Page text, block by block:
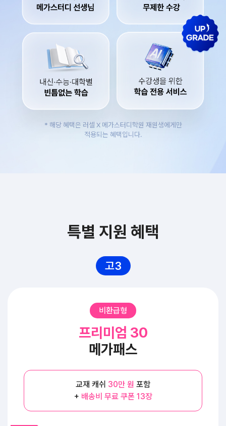
* 해당 혜택은 러셀 X 메가스터디학원 재원생에게만
적용되는 혜택입니다.
특별 지원 혜택
고3
비환급형
프리미엄 30
메가패스
교재 캐쉬 30만 원 포함
+ 배송비 무료 쿠폰 13장